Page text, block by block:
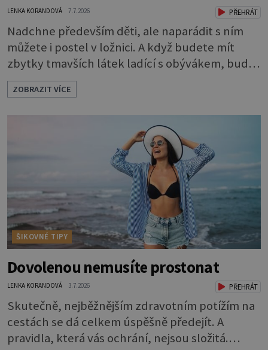
LENKA KORANDOVÁ 7.7.2026 PŘEHRÁT
Nadchne především děti, ale naparádit s ním
můžete i postel v ložnici. A když budete mít
zbytky tmavších látek ladící s obývákem, bude
se hodit i tam. Budete potřebovat: - zbytky
barevně sladěných bavlněných látek - 0,5 m
látky na vnitřní polštářek - duté vlákno na výplň
- 2 knoflíky - 0,5 m jednostranně nalepovacího
vlizelínu - pravítko a řezák nebo nůžky Přední
strana s aplikací 1. V
ZOBRAZIT VÍCE
ŠIKOVNÉ TIPY
Dovolenou nemusíte prostonat
LENKA KORANDOVÁ 3.7.2026 PŘEHRÁT
Skutečně, nejběžnějším zdravotním potížím na
cestách se dá celkem úspěšně předejít. A
pravidla, která vás ochrání, nejsou složitá.